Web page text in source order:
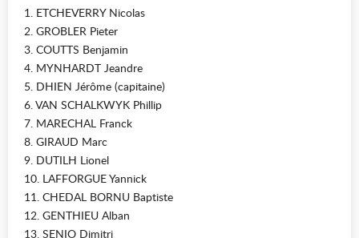
1. ETCHEVERRY Nicolas
2. GROBLER Pieter
3. COUTTS Benjamin
4. MYNHARDT Jeandre
5. DHIEN Jérôme (capitaine)
6. VAN SCHALKWYK Phillip
7. MARECHAL Franck
8. GIRAUD Marc
9. DUTILH Lionel
10. LAFFORGUE Yannick
11. CHEDAL BORNU Baptiste
12. GENTHIEU Alban
13. SENIO Dimitri